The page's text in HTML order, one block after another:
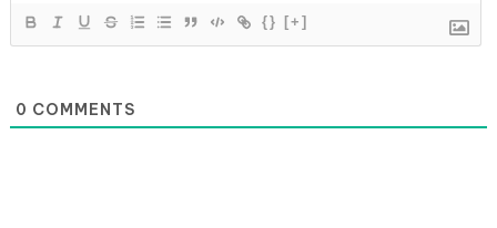
{} [+]
0 COMMENTS